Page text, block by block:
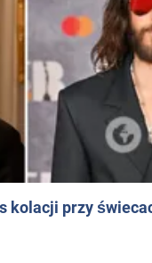
kolacji przy